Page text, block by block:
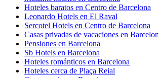
Hoteles baratos en Centro de Barcelona
Leonardo Hotels en El Raval
Sercotel Hotels en Centro de Barcelona
Casas privadas de vacaciones en
Pensiones en Barcelona
Sb Hotels en Barcelona
Hoteles románticos en Barcelona
Hoteles cerca de Plaça Reial